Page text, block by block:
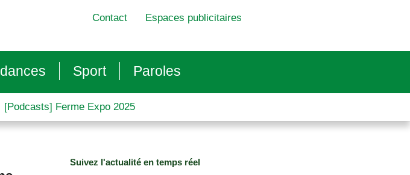
Contact Espaces publicitaires
Sport Paroles
[Podcasts] Ferme Expo 2025
Suivez l'actualité en temps réel